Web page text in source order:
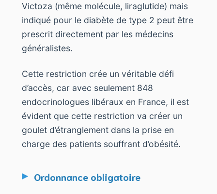
Victoza (même molécule, liraglutide) mais
indiqué pour le diabète de type 2 peut être
prescrit directement par les médecins
généralistes.
Cette restriction crée un véritable défi
d’accès, car avec seulement 848
endocrinologues libéraux en France, il est
évident que cette restriction va créer un
goulet d’étranglement dans la prise en
charge des patients souffrant d’obésité.
Ordonnance obligatoire